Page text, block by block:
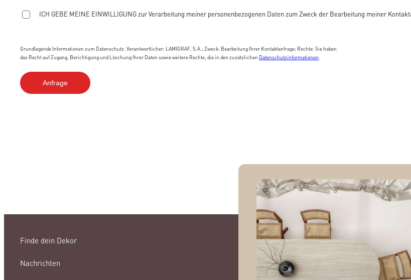
ICH GEBE MEINE EINWILLIGUNG zur Verarbeitung meiner personenbezogenen Daten zum Zweck der Bearbeitung meiner
Grundlegende Informationen zum Datenschutz. Verantwortlicher: LAMIGRAF, S.A.; Zweck: Bearbeitung Ihrer Kontaktanfrage; Rechte: Sie haben
das Recht auf Zugang, Berichtigung und Löschung Ihrer Daten sowie weitere Rechte, die in den zusätzlichen Datenschutzinformationen
Finde dein Dekor
Nachrichten